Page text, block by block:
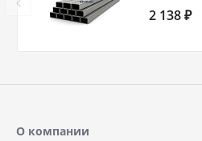
2 138 ₽
О компании